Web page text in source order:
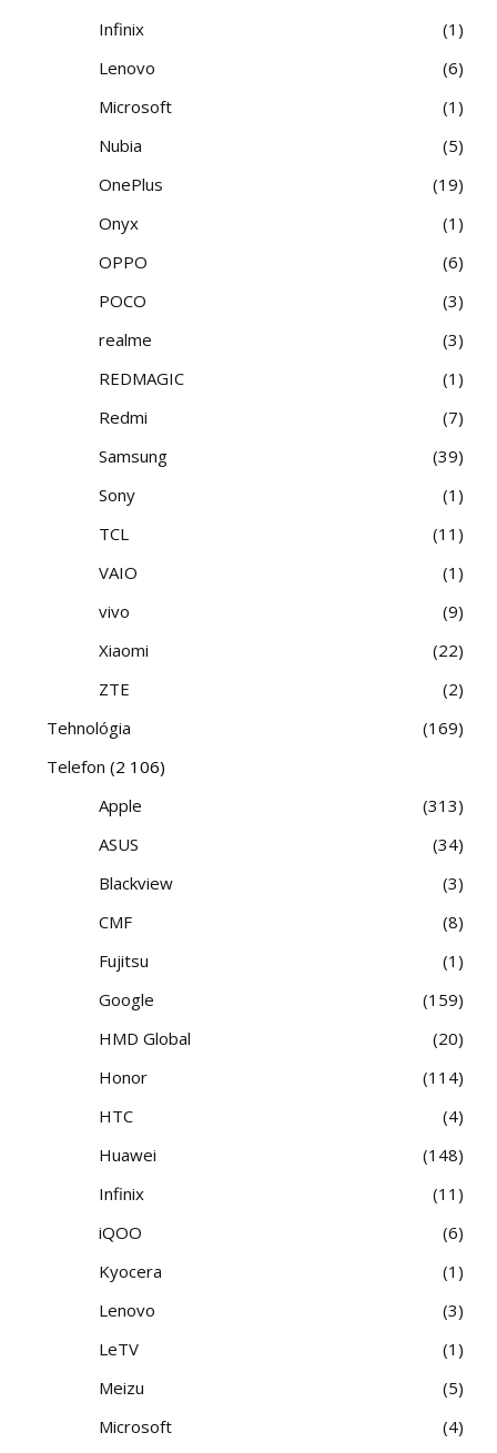
Infinix
1
Lenovo
6
Microsoft
1
Nubia
5
OnePlus
19
Onyx
1
OPPO
6
POCO
3
realme
3
REDMAGIC
1
Redmi
7
Samsung
39
Sony
1
TCL
11
VAIO
1
vivo
9
Xiaomi
22
ZTE
2
Tehnológia
169
Telefon (2 106)
Apple
313
ASUS
34
Blackview
3
CMF
8
Fujitsu
1
Google
159
HMD Global
20
Honor
114
HTC
4
Huawei
148
Infinix
11
iQOO
6
Kyocera
1
Lenovo
3
LeTV
1
Meizu
5
Microsoft
4